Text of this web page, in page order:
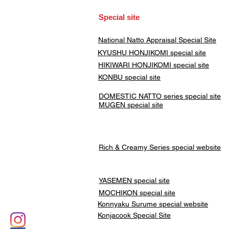
​Special site
​National Natto Appraisal Special Site
KYUSHU HONJIKOMI special site
HIKIWARI HONJIKOMI special site
KONBU special site
DOMESTIC NATTO series special site
MUGEN special site
Rich & Creamy Series special website
YASEMEN special site
​MOCHIKON special site
Konnyaku Surume special website
Konjacook Special Site